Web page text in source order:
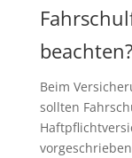
beachten?
Beim
sollten